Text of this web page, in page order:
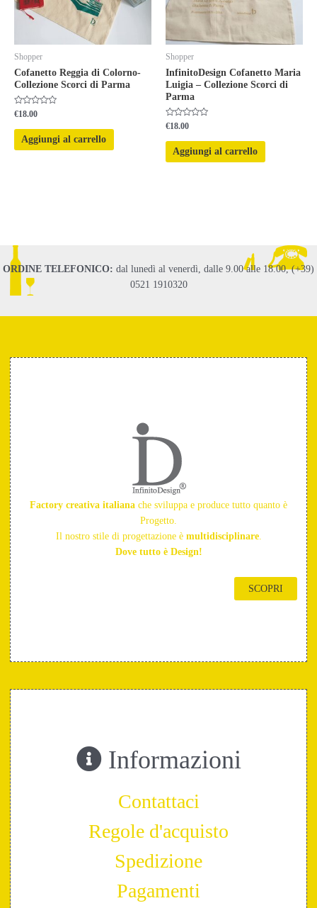
Shopper
Cofanetto Reggia di Colorno-
Collezione Scorci di Parma
Valutato
0
su
€18.00
Aggiungi al carrello
Shopper
InfinitoDesign Cofanetto Maria
Luigia – Collezione Scorci di
Parma
Valutato
0
su
€18.00
Aggiungi al carrello
ORDINE TELEFONICO: dal lunedì al venerdì, dalle 9.00 alle 18.00, (+39)
0521 1910320
Factory creativa italiana che sviluppa e produce tutto quanto è
Progetto.
Il nostro stile di progettazione è multidisciplinare.
Dove tutto è Design!
SCOPRI
Informazioni
Contattaci
Regole d'acquisto
Spedizione
Pagamenti